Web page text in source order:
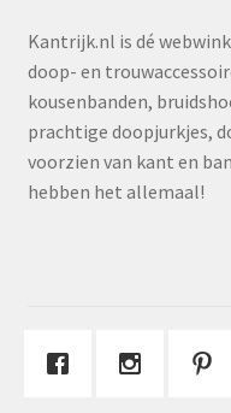
Kantrijk.nl is dé
doop- en
kousenbanden,
prachtige doopjurkjes,
voorzien van kant en
hebben het allemaal!